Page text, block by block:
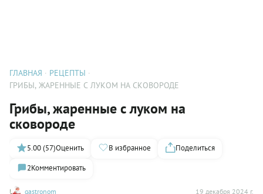
ГЛАВНАЯ
РЕЦЕПТЫ
ГРИБЫ, ЖАРЕННЫЕ С ЛУКОМ НА СКОВОРОДЕ
Грибы, жаренные с луком на
сковороде
gastronom 19 декабря 2024 г.
5.00 (57)Оценить В избранное
Поделиться
2Комментировать